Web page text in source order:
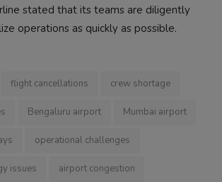
stated that its teams are diligently
operations as quickly as possible.
flight cancellations crew shortage
Bengaluru airport Mumbai airport
operational challenges
issues airport congestion